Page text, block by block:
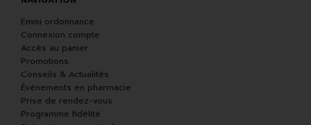
Envoi ordonnance
Connexion compte
Accès au panier
Promotions
Conseils & Actualités
Événements en pharmacie
Prise de rendez-vous
Programme fidélité